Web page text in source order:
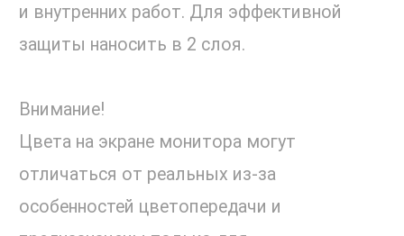
и внутренних работ. Для эффективной
защиты наносить в 2 слоя.
Внимание!
Цвета на экране монитора могут
отличаться от реальных из-за
особенностей цветопередачи и